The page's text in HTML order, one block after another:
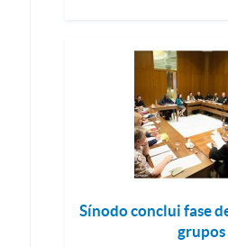
Sínodo conclui fase
grupos